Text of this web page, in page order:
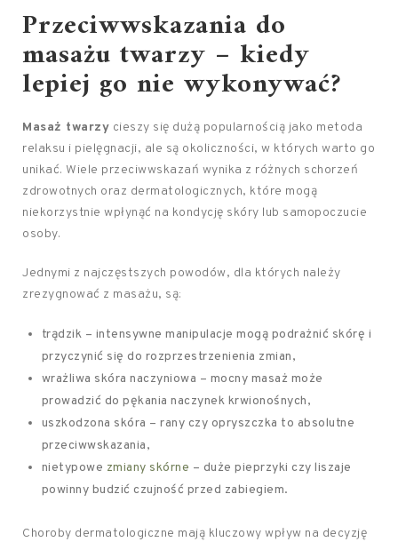
Przeciwwskazania do
masażu twarzy – kiedy
lepiej go nie wykonywać?
Masaż twarzy cieszy się dużą popularnością jako metoda
relaksu i pielęgnacji, ale są okoliczności, w których warto go
unikać. Wiele przeciwwskazań wynika z różnych schorzeń
zdrowotnych oraz dermatologicznych, które mogą
niekorzystnie wpłynąć na kondycję skóry lub samopoczucie
osoby.
Jednymi z najczęstszych powodów, dla których należy
zrezygnować z masażu, są:
trądzik – intensywne manipulacje mogą podrażnić skórę i
przyczynić się do rozprzestrzenienia zmian,
wrażliwa skóra naczyniowa – mocny masaż może
prowadzić do pękania naczynek krwionośnych,
uszkodzona skóra – rany czy opryszczka to absolutne
przeciwwskazania,
nietypowe zmiany skórne – duże pieprzyki czy liszaje
powinny budzić czujność przed zabiegiem.
Choroby dermatologiczne mają kluczowy wpływ na decyzję